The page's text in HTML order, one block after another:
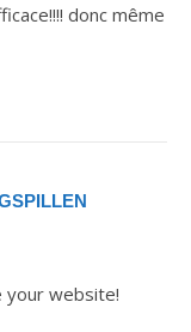
donc même
your website!